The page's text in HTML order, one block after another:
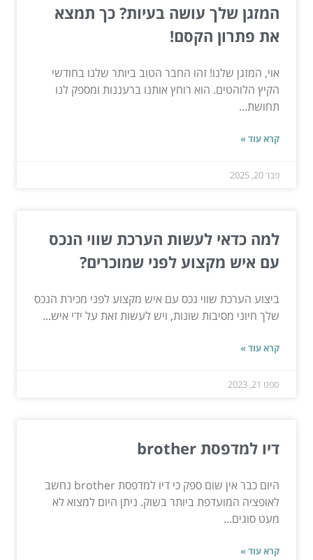
המזגן שלך עושה בעיות? כך תמצא
את פתרון הקסם!
אוי, המזגן שלנו! זהו החבר הטוב ביותר שלנו בחודשי
הקיץ הלוהטים. הוא רוחץ אותנו ברעננות ומספק לנו
תחושת...
קרא עוד »
פבר 20, 2025
למה כדאי לעשות הערכת שווי הנכס
עם איש מקצוע לפני שמוכרים?
ביצוע הערכת שווי נכס עם איש מקצוע לפני מכירת הנכס
שלך חיוני מסיבות שונות, ויש לעשות זאת על ידי איש...
קרא עוד »
ספט 21, 2023
דיו למדפסת brother
היום כבר אין שום ספק כי דיו למדפסת brother נחשב
לאופציה המועדפת ביותר בשוק. ניתן היום למצוא לא
מעט סוגים...
קרא עוד »